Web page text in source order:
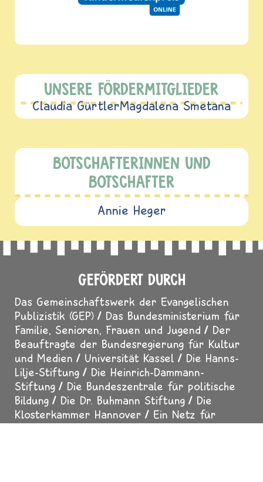
UNSERE FÖRDERMITGLIEDER
Claudia GürtlerMagdalena Smetana
BOTSCHAFTERINNEN UND
BOTSCHAFTER
Annie Heger
GEFÖRDERT DURCH
Das Gemeinschaftswerk der Evangelischen
Publizistik (GEP)
Das Bundesministerium für
Familie, Senioren, Frauen und Jugend
Der
Beauftragte der Bundesregierung für Kultur
und Medien
Universität Kassel
Die Hanns-
Lilje-Stiftung
Die Heinrich-Dammann-
Stiftung
Die Bundeszentrale für politische
Bildung
Die Dr. Buhmann Stiftung
Die
Klosterkammer Hannover
Ein Netz für